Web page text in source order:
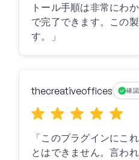
トール手順は非常にわ
で完了できます。この
す。」
thecreativeoffices 確
「このプラグインにこ
とはできません。言わ